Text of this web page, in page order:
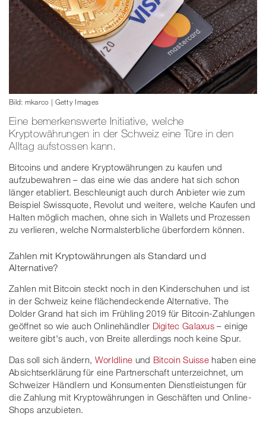
Bild: mkarco | Getty Images
Eine bemerkenswerte Initiative, welche
Kryptowährungen in der Schweiz eine Türe in den
Alltag aufstossen kann.
Bitcoins und andere Kryptowährungen zu kaufen und
aufzubewahren – das eine wie das andere hat sich schon
länger etabliert. Beschleunigt auch durch Anbieter wie zum
Beispiel Swissquote, Revolut und weitere, welche Kaufen und
Halten möglich machen, ohne sich in Wallets und Prozessen
zu verlieren, welche Normalsterbliche überfordern können.
Zahlen mit Kryptowährungen als Standard und
Alternative?
Zahlen mit Bitcoin steckt noch in den Kinderschuhen und ist
in der Schweiz keine flächendeckende Alternative. The
Dolder Grand hat sich im Frühling 2019 für Bitcoin-Zahlungen
geöffnet so wie auch Onlinehändler Digitec Galaxus – einige
weitere gibt's auch, von Breite allerdings noch keine Spur.
Das soll sich ändern, Worldline und Bitcoin Suisse haben eine
Absichtserklärung für eine Partnerschaft unterzeichnet, um
Schweizer Händlern und Konsumenten Dienstleistungen für
die Zahlung mit Kryptowährungen in Geschäften und Online-
Shops anzubieten.